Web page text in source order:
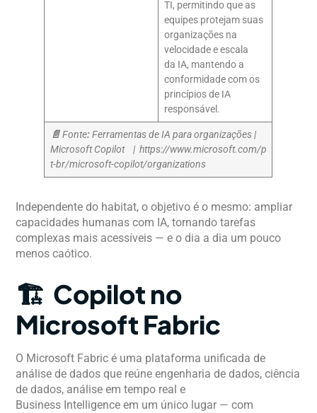
TI, permitindo que as
equipes protejam suas
organizações na
velocidade e escala
da IA, mantendo a
conformidade com os
princípios de IA
responsável.
📄Fonte:Ferramentas de IA para organizações |
Microsoft Copilot | https://www.microsoft.com/p
t-br/microsoft-copilot/organizations
Independente do habitat, o objetivo é o mesmo: ampliar
capacidades humanas com IA, tornando tarefas
complexas mais acessíveis — e o dia a dia um pouco
menos caótico.
🏗️ Copilot no
Microsoft Fabric
O Microsoft Fabric é uma plataforma unificada de
análise de dados que reúne engenharia de dados, ciência
de dados, análise em tempo real e
Business Intelligence em um único lugar — com